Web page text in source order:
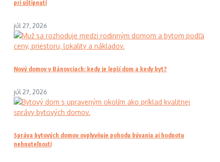
pri uštipnutí
júl 27, 2026
Nový domov v Bánovciach: kedy je lepší dom a kedy byt?
júl 27, 2026
Správa bytových domov ovplyvňuje pohodu bývania aj hodnotu
nehnuteľnosti